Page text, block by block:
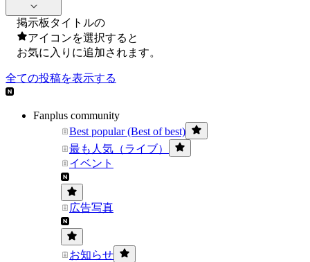
掲示板タイトルの
アイコンを選択すると
お気に入りに追加されます。
全ての投稿を表示する
Fanplus community
Best popular (Best of best)
最も人気（ライブ）
イベント
広告写真
お知らせ